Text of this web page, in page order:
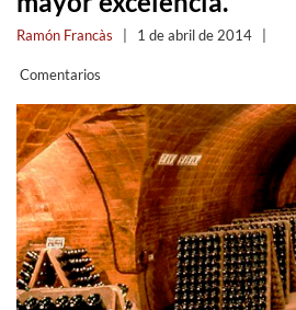
Ramón Francàs 1 de abril de 2014
Comentarios